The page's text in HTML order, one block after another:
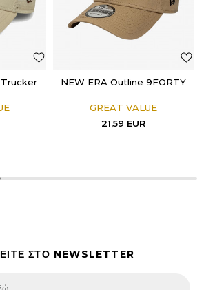
NEW ERA Outline 9FORTY
GREAT VALUE
21,59 EUR
ΣΤΟ NEWSLETTER